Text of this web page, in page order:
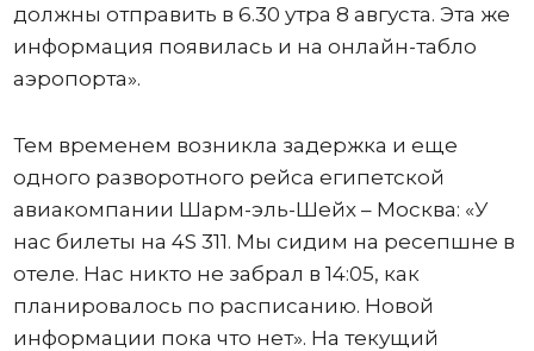
должны отправить в 6.30 утра 8 августа. Эта же
информация появилась и на онлайн-табло
аэропорта».
Тем временем возникла задержка и еще
одного разворотного рейса египетской
авиакомпании Шарм-эль-Шейх – Москва: «У
нас билеты на 4S 311. Мы сидим на ресепшне в
отеле. Нас никто не забрал в 14:05, как
планировалось по расписанию. Новой
информации пока что нет». На текущий